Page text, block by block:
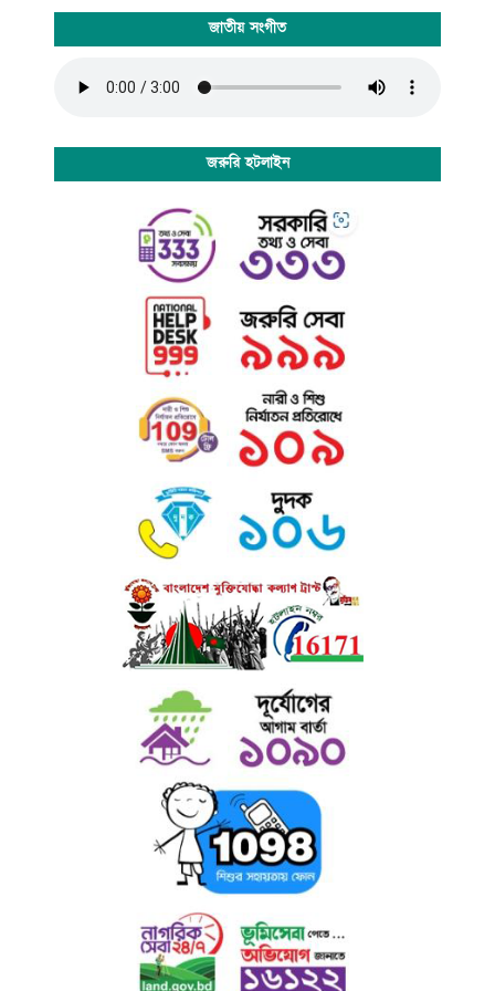
জাতীয় সংগীত
জরুরি হটলাইন